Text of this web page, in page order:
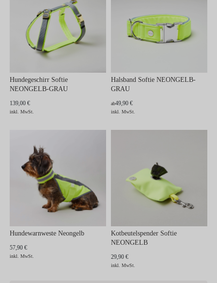
Hundegeschirr Softie
NEONGELB-GRAU
139,00 €
inkl. MwSt.
Halsband Softie NEONGELB-
GRAU
ab49,90 €
inkl. MwSt.
Hundewarnweste Neongelb
57,90 €
inkl. MwSt.
Kotbeutelspender Softie
NEONGELB
29,90 €
inkl. MwSt.